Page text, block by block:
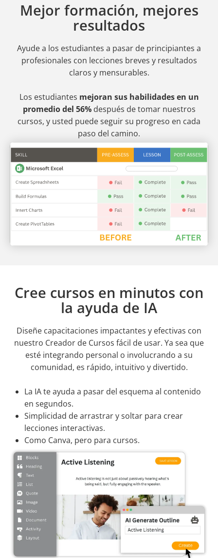
Mejor formación, mejores
resultados
Ayude a los estudiantes a pasar de principiantes a
profesionales con lecciones breves y resultados
claros y mensurables.
Los estudiantes mejoran sus habilidades en un
promedio del 56%después de tomar nuestros
cursos, y usted puede seguir su progreso en cada
paso del camino.
Cree cursos en minutos con
la ayuda de IA
Diseñe capacitaciones impactantes y efectivas con
nuestro Creador de Cursos fácil de usar. Ya sea que
esté integrando personal o involucrando a su
comunidad, es rápido, intuitivo y divertido.
La IA te ayuda a pasar del esquema al contenido
en segundos.
Simplicidad de arrastrar y soltar para crear
lecciones interactivas.
Como Canva, pero para cursos.